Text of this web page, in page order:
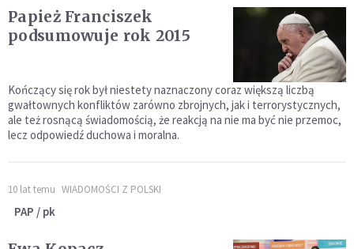
Papież Franciszek
podsumowuje rok 2015
Kończący się rok był niestety naznaczony coraz większą liczbą
gwałtownych konfliktów zarówno zbrojnych, jak i terrorystycznych,
ale też rosnącą świadomością, że reakcją na nie ma być nie przemoc,
lecz odpowiedź duchowa i moralna.
10 lat temu WIADOMOŚCI Z POLSKI
PAP / pk